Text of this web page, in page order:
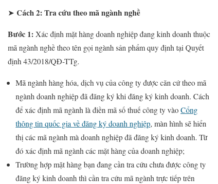
➤ Cách 2: Tra cứu theo mã ngành nghề
Bước 1: Xác định mặt hàng doanh nghiệp đang kinh doanh thuộc
mã ngành nghề theo tên gọi ngành sản phẩm quy định tại Quyết
định 43/2018/QĐ-TTg.
Mã ngành hàng hóa, dịch vụ của công ty được căn cứ theo mã
ngành doanh nghiệp đã đăng ký khi đăng ký kinh doanh. Cách
để xác định mã ngành là điền mã số thuế công ty vàoCổng
thông tin quốc gia về đăng ký doanh nghiệp, màn hình sẽ hiển
thị các mã ngành mà doanh nghiệp đã đăng ký kinh doanh. Từ
đó xác định mã ngành các mặt hàng của doanh nghiệp;
Trường hợp mặt hàng bạn đang cần tra cứu chưa được công ty
đăng ký kinh doanh thì cần tra cứu mã ngành trực tiếp trên